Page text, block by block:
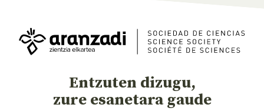
Entzuten dizugu,
zure esanetara gaude